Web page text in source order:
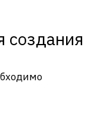
создания